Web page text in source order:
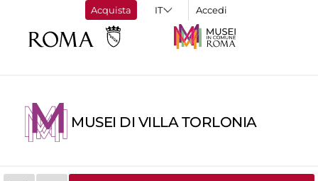
Acquista Accedi
MUSEI DI VILLA TORLONIA